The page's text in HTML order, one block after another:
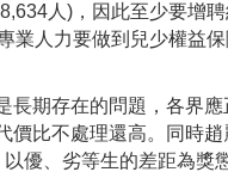
人)，因此至少要增
業人力要做到兒少權益
長期存在的問題，各界
價比不處理還高。同時
優、劣等生的差距為獎